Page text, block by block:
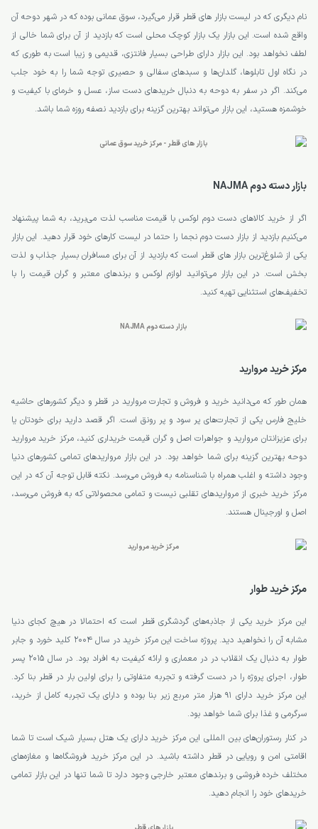
نام دیگری که در لیست بازار های قطر قرار می‌گیرد، سوق عمانی بوده که در شهر دوحه آن
واقع شده است. این بازار یک بازار کوچک محلی است که بازدید از آن برای شما خالی از
لطف نخواهد بود. این بازار دارای طراحی بسیار فانتزی، قدیمی و زیبا است به طوری که
در نگاه اول تابلوها، گلدان‌ها و سبدهای سفالی و حصیری توجه شما را به خود جلب
می‌کند. اگر در سفر به دوحه به دنبال خریدهای دست ساز، عسل و خرمای با کیفیت و
خوشمزه هستید، این بازار می‌تواند بهترین گزینه برای بازدید نصفه روزه شما باشد.
بازار دسته دوم NAJMA
اگر از خرید کالاهای دست دوم لوکس با قیمت مناسب لذت می‌برید، به شما پیشنهاد
می‌کنیم بازدید از بازار دست دوم نجما را حتما در لیست کارهای خود قرار دهید. این بازار
یکی از شلوغ‌ترین بازار های قطر است که بازدید از آن برای مسافران بسیار جذاب و لذت
بخش است. در این بازار می‌توانید لوازم لوکس و برندهای معتبر و گران قیمت را با
تخفیف‌های استثنایی تهیه کنید.
مرکز خرید مروارید
همان طور که می‌دانید خرید و فروش و تجارت مروارید در قطر و دیگر کشورهای حاشیه
خلیج فارس یکی از تجارت‌های پر سود و پر رونق است. اگر قصد دارید برای خودتان یا
برای عزیزانتان مروارید و جواهرات اصل و گران قیمت خریداری کنید، مرکز خرید مروارید
دوحه بهترین گزینه برای شما خواهد بود. در این بازار مرواریدهای تمامی کشورهای دنیا
وجود داشته و اغلب همراه با شناسنامه به فروش می‌رسد. نکته قابل توجه آن که در این
مرکز خرید خبری از مرواریدهای تقلبی نیست و تمامی محصولاتی که به فروش می‌رسد،
اصل و اورجینال هستند.
مرکز خرید طوار
این مرکز خرید یکی از جاذبه‌های گردشگری قطر است که احتمالا در هیچ کجای دنیا
مشابه آن را نخواهید دید. پروژه ساخت این مرکز خرید در سال 2004 کلید خورد و جابر
طوار به دنبال یک انقلاب در در معماری و ارائه کیفیت به افراد بود. در سال 2015 پسر
طوار، اجرای پروژه را در دست گرفته و تجربه متفاوتی را برای اولین بار در قطر بنا کرد.
این مرکز خرید دارای 91 هزار متر مربع زیر بنا بوده و دارای یک تجربه کامل از خرید،
سرگرمی و غذا برای شما خواهد بود.
در کنار رستوران‌های بین المللی این مرکز خرید دارای یک هتل بسیار شیک است تا شما
اقامتی امن و رویایی در قطر داشته باشید. در این مرکز خرید فروشگاه‌ها و مغازه‌های
مختلف خرده فروشی و برندهای معتبر خارجی وجود دارد تا شما تنها در این بازار تمامی
خریدهای خود را انجام دهید.